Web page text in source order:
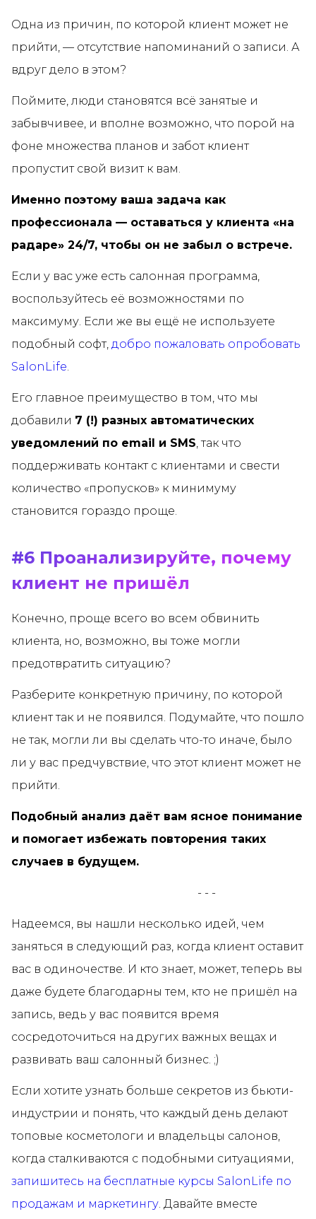
Одна из причин, по которой клиент может не
прийти, — отсутствие напоминаний о записи. А
вдруг дело в этом?
Поймите, люди становятся всё занятые и
забывчивее, и вполне возможно, что порой на
фоне множества планов и забот клиент
пропустит свой визит к вам.
Именно поэтому ваша задача как
профессионала — оставаться у клиента «на
радаре» 24/7, чтобы он не забыл о встрече.
Если у вас уже есть салонная программа,
воспользуйтесь её возможностями по
максимуму. Если же вы ещё не используете
подобный софт, добро пожаловать опробовать
SalonLife.
Его главное преимущество в том, что мы
добавили 7 (!) разных автоматических
уведомлений по email и SMS, так что
поддерживать контакт с клиентами и свести
количество «пропусков» к минимуму
становится гораздо проще.
#6 Проанализируйте, почему
клиент не пришёл
Конечно, проще всего во всем обвинить
клиента, но, возможно, вы тоже могли
предотвратить ситуацию?
Разберите конкретную причину, по которой
клиент так и не появился. Подумайте, что пошло
не так, могли ли вы сделать что-то иначе, было
ли у вас предчувствие, что этот клиент может не
прийти.
Подобный анализ даёт вам ясное понимание
и помогает избежать повторения таких
случаев в будущем.
- - -
Надеемся, вы нашли несколько идей, чем
заняться в следующий раз, когда клиент оставит
вас в одиночестве. И кто знает, может, теперь вы
даже будете благодарны тем, кто не пришёл на
запись, ведь у вас появится время
сосредоточиться на других важных вещах и
развивать ваш салонный бизнес. ;)
Если хотите узнать больше секретов из бьюти-
индустрии и понять, что каждый день делают
топовые косметологи и владельцы салонов,
когда сталкиваются с подобными ситуациями,
запишитесь на бесплатные курсы SalonLife по
продажам и маркетингу. Давайте вместе